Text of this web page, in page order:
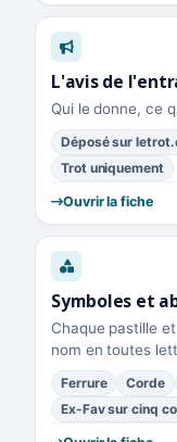
L'avis de
Qui le donne, ce
Déposé sur
Trot uniquement
Ouvrir la fiche
Symboles et
Chaque pastille
nom en toutes
Ferrure Corde
Ex-Fav sur cinq